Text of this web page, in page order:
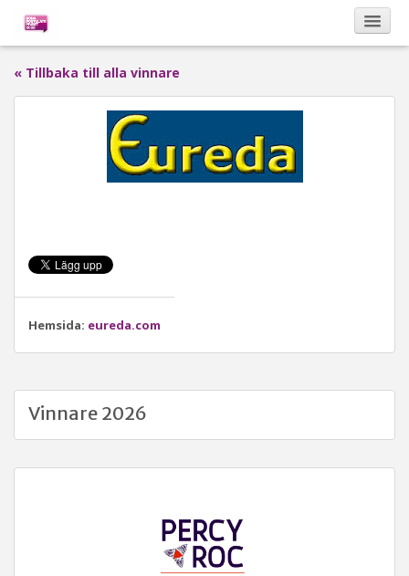
Om Bona Postulata
Vinnare
« Tillbaka till alla vinnare
Hemsida: eureda.com
Vinnare 2026